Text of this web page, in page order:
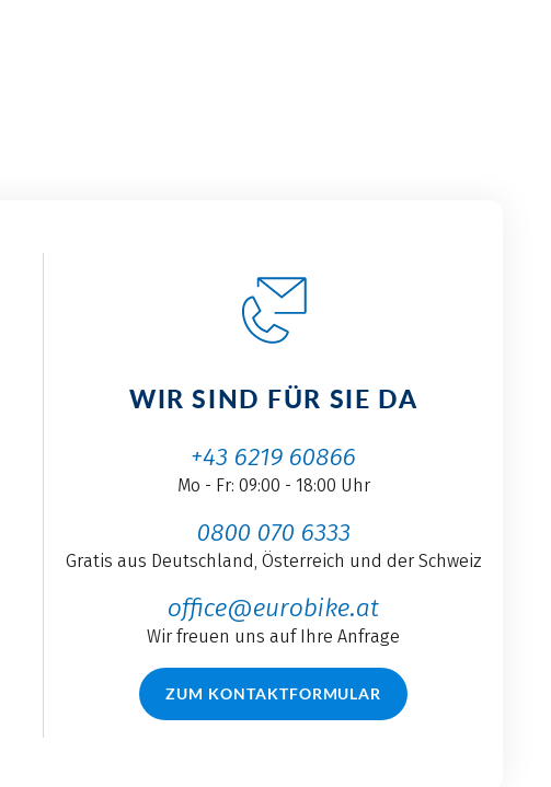
WIR SIND FÜR SIE DA
+43 6219 60866
Mo - Fr: 09:00 - 18:00 Uhr
0800 070 6333
Gratis aus Deutschland, Österreich und der Schweiz
office@eurobike.at
Wir freuen uns auf Ihre Anfrage
ZUM KONTAKTFORMULAR